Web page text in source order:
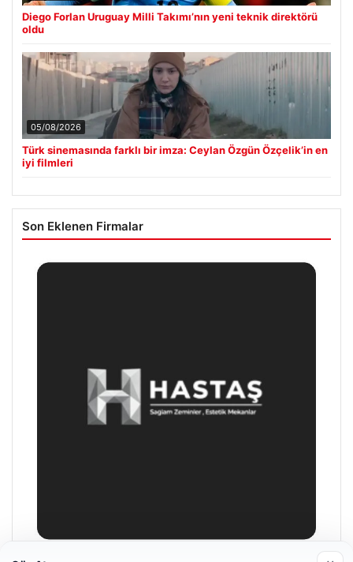
Diego Forlan Uruguay Milli Takımı’nın yeni teknik direktörü
oldu
05/08/2026
Türk sinemasında farklı bir imza: Ceylan Özgün Özçelik’in en
iyi filmleri
Son Eklenen Firmalar